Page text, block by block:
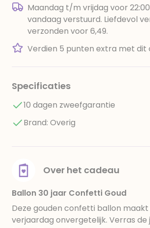
Maandag t/m vrijdag voor
vandaag verstuurd. Liefdevol
verzonden voor 6,49.
Verdien 5 punten extra met dit
Specificaties
10 dagen zweefgarantie
Brand: Overig
Over het cadeau
Ballon 30 jaar Confetti Goud
Deze gouden confetti ballon maakt
verjaardag onvergetelijk. Verras de